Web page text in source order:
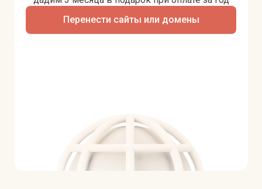
Перенести сайты или домены